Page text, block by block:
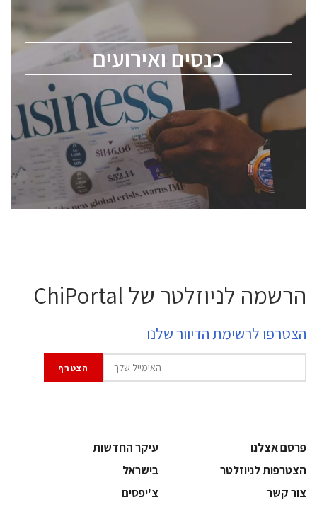
כנסים ואירועים
לכל העוסקים בתעשיית הסמיקונדקטור כולל מהנדסים,
ChipEx2026 will be held on May 12-13, 2026. The
conference is intended for everyone involved in the
semiconductor industry, including engineers,
professional experts, and senior executives.
לחץ לפרטים
הרשמה לניוזלטר של ChiPortal
הצטרפו לרשימת הדיוור שלנו
פרסם אצלנו
עיקר החדשות
הצטרפות לניוזלטר
בישראל
צור קשר
צ'יפסים